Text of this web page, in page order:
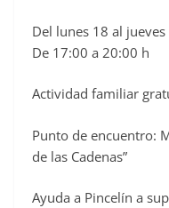
Del lunes 18 al
De 17:00 a 20:00 h
Actividad familiar
Punto de encuentro:
de las Cadenas”
Ayuda a Pincelín a